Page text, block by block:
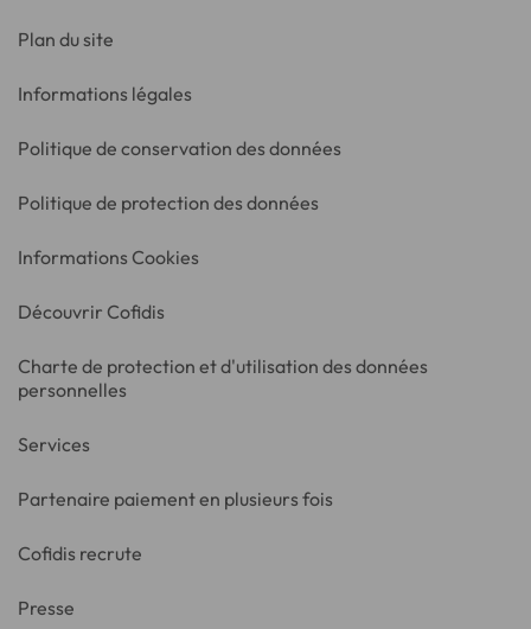
Plan du site
Informations légales
Politique de conservation des données
Politique de protection des données
Informations Cookies
Découvrir Cofidis
Charte de protection et d'utilisation des données
personnelles
Services
Partenaire paiement en plusieurs fois
Cofidis recrute
Presse